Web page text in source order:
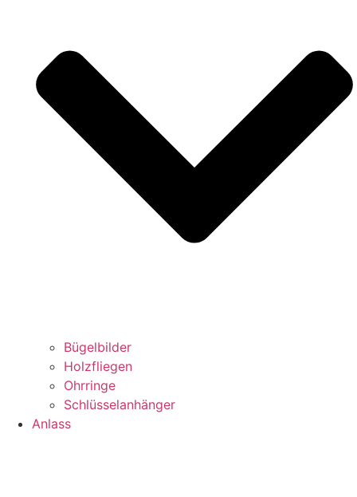
Bügelbilder
Holzfliegen
Ohrringe
Schlüsselanhänger
Anlass